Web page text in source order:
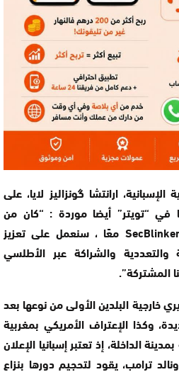
ارانتشا گونزاليز لايا، على
في “تويتر” أيضا موردة : “كان من
دواعي سروري التحدث مع SecBlinken معًا ، سنعمل على تعزيز
والتعددية والشراكة عبر الأطلسي
المشتركة”.
خارجية البلدين الأولى من نوعها بعد
وكذا الإعتراف الأمريكي بمغربية
الداخلة، إذ تعتبر إسبانيا الإعلان
ترامب، يقود لتحجيم دورها بنزاع